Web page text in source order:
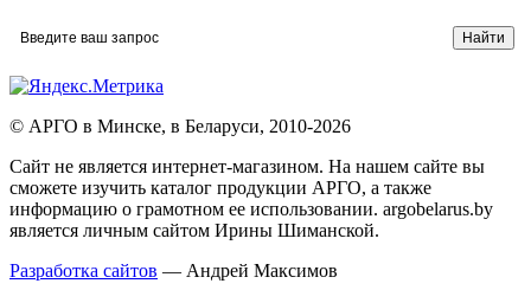
© АРГО в Минске, в Беларуси, 2010-2026
Cайт не является интернет-магазином. На нашем сайте вы
сможете изучить каталог продукции АРГО, а также
информацию о грамотном ее использовании. argobelarus.by
является личным сайтом Ирины Шиманской.
Разработка сайтов — Андрей Максимов